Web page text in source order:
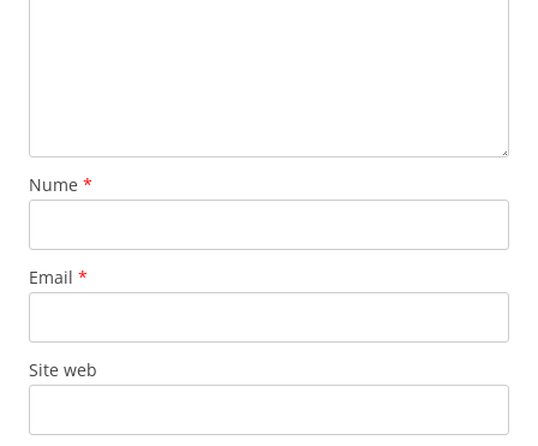
Nume *
Email *
Site web